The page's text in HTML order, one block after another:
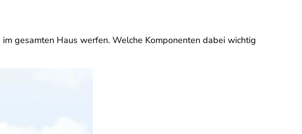
gesamten Haus werfen. Welche Komponenten dabei wichtig